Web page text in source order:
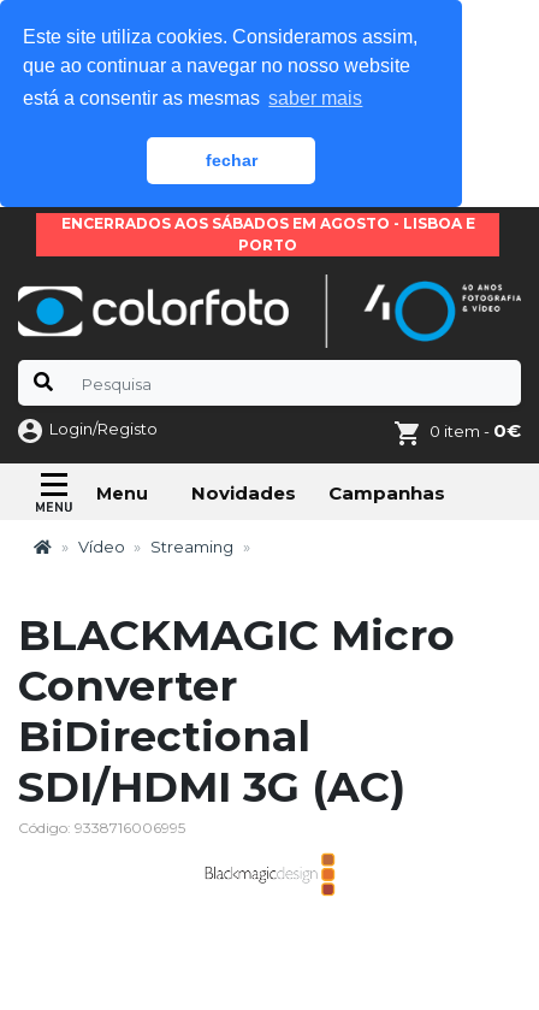
Este site utiliza cookies. Consideramos assim,
que ao continuar a navegar no nosso website
está a consentir as mesmas saber mais
fechar
ENCERRADOS AOS SÁBADOS EM AGOSTO - LISBOA E
PORTO
Login/Registo 0 item - 0€
Menu Novidades Campanhas
Vídeo Streaming
BLACKMAGIC Micro
Converter
BiDirectional
SDI/HDMI 3G (AC)
Código: 9338716006995